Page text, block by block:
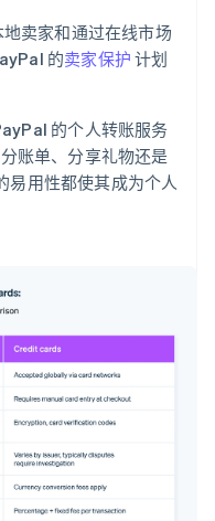
卖家和通过在线市场
的卖家保护 计划
的个人转账服务
账单、分享礼物还是
易用性都使其成为个人